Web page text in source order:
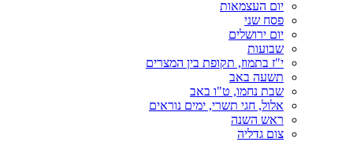
יום העצמאות
פסח שני
יום ירושלים
שבועות
י"ז בתמוז, תקופת בין המצרים
תשעה באב
שבת נחמו, ט"ו באב
אלול, חגי תשרי, ימים נוראים
ראש השנה
צום גדליה